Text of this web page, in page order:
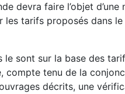
devra faire l’objet
les tarifs proposés dans
le sont sur la base des
compte tenu de la
décrits, une